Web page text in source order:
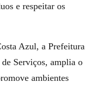
e respeitar os
Azul, a Prefeitura
Serviços, amplia o
ambientes